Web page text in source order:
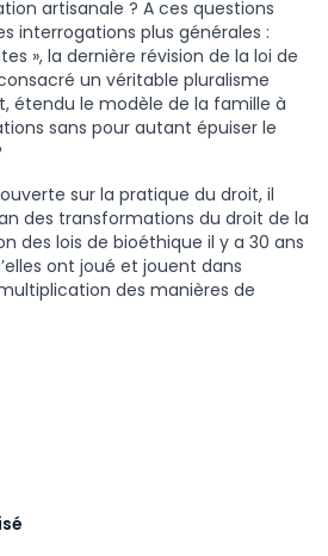
artisanale ? A ces questions
interrogations plus générales :
», la dernière révision de la loi de
un véritable pluralisme
étendu le modèle de la famille à
sans pour autant épuiser le
sur la pratique du droit, il
des transformations du droit de la
des lois de bioéthique il y a 30 ans
ont joué et jouent dans
des manières de